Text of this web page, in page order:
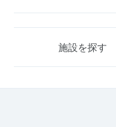
施設を探す